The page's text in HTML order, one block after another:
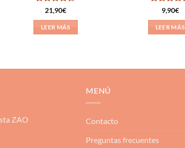
Valorado
de 5
21,90€
LEER MÁS
Valorado
de 5
9,90€
LEER MÁS
ZAO
MENÚ
Contacto
Preguntas frecuentes